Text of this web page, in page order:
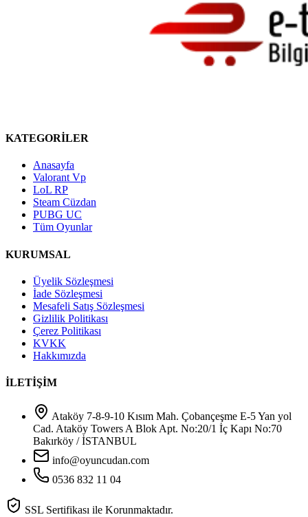
KATEGORİLER
Anasayfa
Valorant Vp
LoL RP
Steam Cüzdan
PUBG UC
Tüm Oyunlar
KURUMSAL
Üyelik Sözleşmesi
İade Sözleşmesi
Mesafeli Satış Sözleşmesi
Gizlilik Politikası
Çerez Politikası
KVKK
Hakkımızda
İLETİŞİM
Ataköy 7-8-9-10 Kısım Mah. Çobançeşme E-5 Yan yol
Cad. Ataköy Towers A Blok Apt. No:20/1 İç Kapı No:70
Bakırköy / İSTANBUL
info@oyuncudan.com
0536 832 11 04
SSL Sertifikası ile Korunmaktadır.